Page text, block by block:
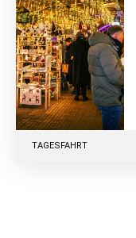
TAGESFAHRT